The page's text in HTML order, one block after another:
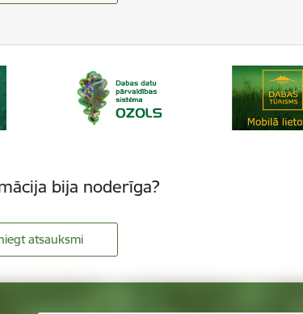
bija noderīga?
atsauksmi